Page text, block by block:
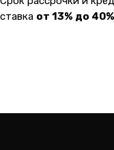
ставка от 13% до